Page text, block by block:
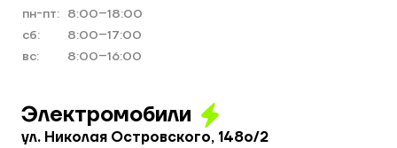
пн-пт: 8:00–18:00
cб:
8:00–17:00
вс:
8:00–16:00
Электромобили
ул. Николая Островского, 148о/2